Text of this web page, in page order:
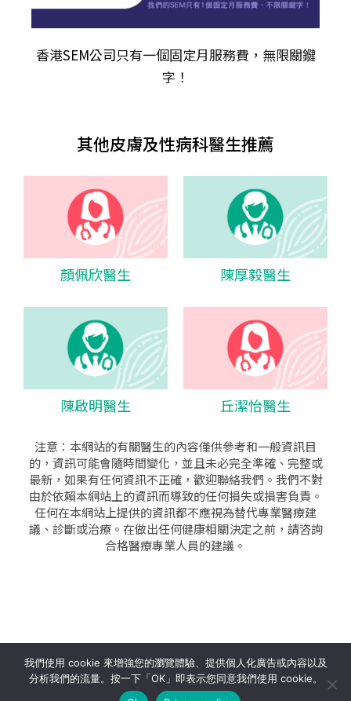
香港SEM公司只有一個固定月服務費，無限關𨫡
字！
其他皮膚及性病科醫生推薦
顏佩欣醫生 陳厚毅醫生
陳啟明醫生 丘潔怡醫生
注意：本網站的有關醫生的內容僅供參考和一般資訊目
的，資訊可能會隨時間變化，並且未必完全準確、完整或
最新，如果有任何資訊不正確，歡迎聯絡我們。我們不對
由於依賴本網站上的資訊而導致的任何損失或損害負責。
任何在本網站上提供的資訊都不應視為替代專業醫療建
議、診斷或治療。在做出任何健康相關決定之前，請咨詢
合格醫療專業人員的建議。
隱私政策 使用條款
seo公司|sem公司|網頁設計|網頁設計公司by isualsense
我們使用 cookie 來增強您的瀏覽體驗、提供個人化廣告或內容以及
分析我們的流量。按一下「OK」即表示您同意我們使用 cookie。